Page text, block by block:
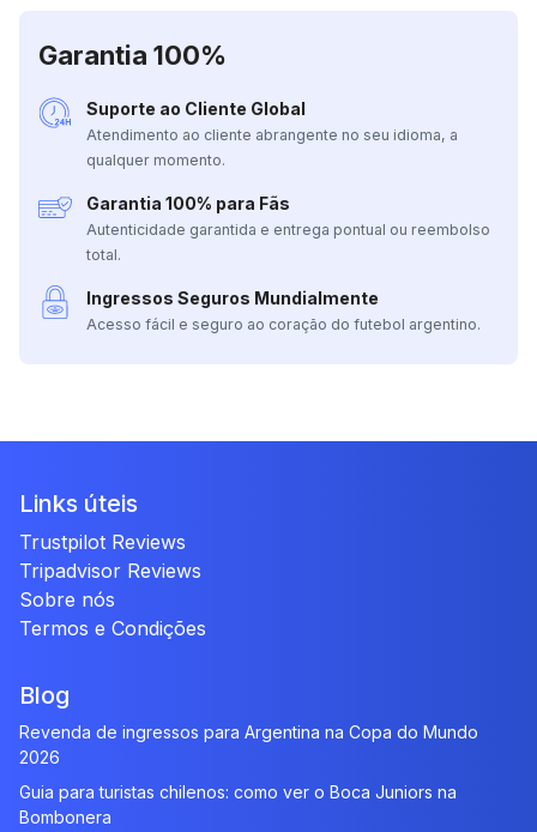
Garantia 100%
Suporte ao Cliente Global
Atendimento ao cliente abrangente no seu idioma, a
qualquer momento.
Garantia 100% para Fãs
Autenticidade garantida e entrega pontual ou reembolso
total.
Ingressos Seguros Mundialmente
Acesso fácil e seguro ao coração do futebol argentino.
Links úteis
Trustpilot Reviews
Tripadvisor Reviews
Sobre nós
Termos e Condições
Blog
Revenda de ingressos para Argentina na Copa do Mundo
2026
Guia para turistas chilenos: como ver o Boca Juniors na
Bombonera